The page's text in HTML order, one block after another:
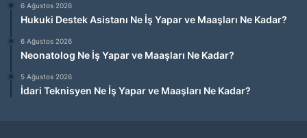
6 Ağustos 2026
Hukuki Destek Asistanı Ne İş Yapar ve Maaşları Ne Kadar?
6 Ağustos 2026
Neonatolog Ne İş Yapar ve Maaşları Ne Kadar?
5 Ağustos 2026
İdari Teknisyen Ne İş Yapar ve Maaşları Ne Kadar?